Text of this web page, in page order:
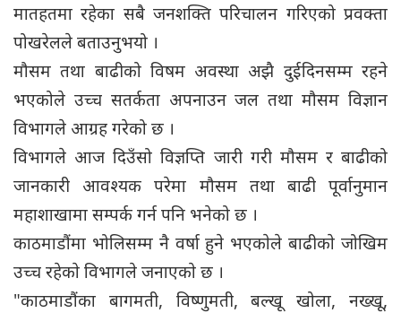
मातहतमा रहेका सबै जनशक्ति परिचालन गरिएको प्रवक्ता
पोखरेलले बताउनुभयो ।
मौसम तथा बाढीको विषम अवस्था अझै दुईदिनसम्म रहने
भएकोले उच्च सतर्कता अपनाउन जल तथा मौसम विज्ञान
विभागले आग्रह गरेको छ ।
विभागले आज दिउँसो विज्ञप्ति जारी गरी मौसम र बाढीको
जानकारी आवश्यक परेमा मौसम तथा बाढी पूर्वानुमान
महाशाखामा सम्पर्क गर्न पनि भनेको छ ।
काठमाडौंमा भोलिसम्म नै वर्षा हुने भएकाेले बाढीकाे जोखिम
उच्च रहेकाे विभागले जनाएकाे छ ।
"काठमाडौंका बागमती, विष्णुमती, बल्खू खोला, नख्खू,